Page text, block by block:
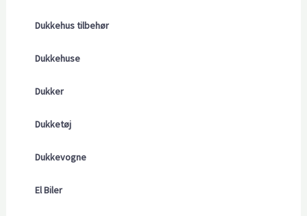
Dukkehus tilbehør
Dukkehuse
Dukker
Dukketøj
Dukkevogne
El Biler